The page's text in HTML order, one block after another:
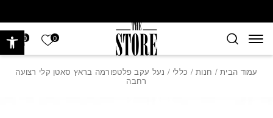
0 הרשימה
0
עמוד הבית/ חנות/ כללי / נעל עקב פלטפורמה בראץ סאטן קלי רצועה
רחבה